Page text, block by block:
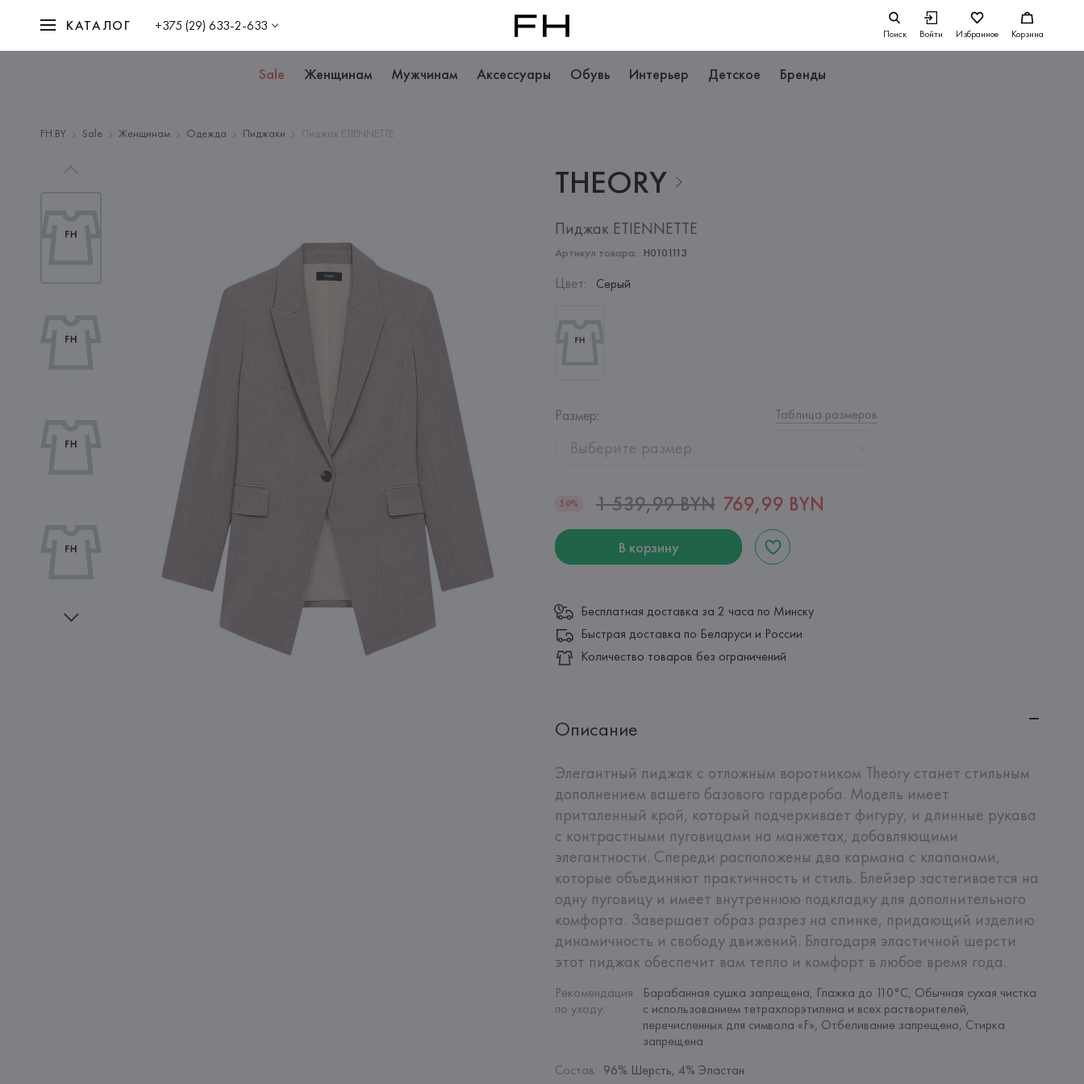
КАТАЛОГ +375 (29) 633-2-633 Поиск Войти Избранное Корзина
Sale Женщинам Мужчинам Аксессуары Обувь Интерьер Детское Бренды
FH.BY Sale Женщинам Одежда Пиджаки Пиджак ETIENNETTE
THEORY
Пиджак ETIENNETTE
Артикул товара: H0101113
Цвет: Серый
Размер: Таблица размеров
Выберите размер
50% 1 539,99 BYN 769,99 BYN
В корзину
Бесплатная доставка за 2 часа по Минску
Быстрая доставка по Беларуси и России
Количество товаров без ограничений
Описание
Элегантный пиджак с отложным воротником Theory станет стильным
дополнением вашего базового гардероба. Модель имеет
приталенный крой, который подчеркивает фигуру, и длинные рукава
с контрастными пуговицами на манжетах, добавляющими
элегантности. Спереди расположены два кармана с клапанами,
которые объединяют практичность и стиль. Блейзер застегивается на
одну пуговицу и имеет внутреннюю подкладку для дополнительного
комфорта. Завершает образ разрез на спинке, придающий изделию
динамичность и свободу движений. Благодаря эластичной шерсти
этот пиджак обеспечит вам тепло и комфорт в любое время года.
Рекомендация
по уходу:
Барабанная сушка запрещена, Глажка до 110°C, Обычная сухая чистка
с использованием тетрахлорэтилена и всех растворителей,
перечисленных для символа «F», Отбеливание запрещено, Стирка
запрещена
Состав: 96% Шерсть, 4% Эластан